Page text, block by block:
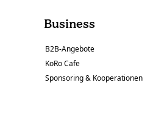
Business
B2B-Angebote
KoRo Cafe
Sponsoring & Kooperationen